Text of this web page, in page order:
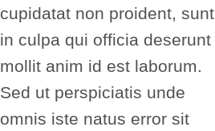
cupidatat non proident, sunt
in culpa qui officia deserunt
mollit anim id est laborum.
Sed ut perspiciatis unde
omnis iste natus error sit